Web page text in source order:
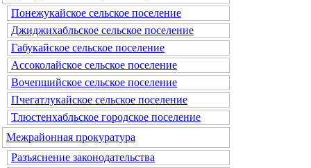
Понежукайское сельское поселение
Джиджихабльское сельское поселение
Габукайское сельское поселение
Ассоколайское сельское поселение
Вочепшийское сельское поселение
Пчегатлукайское сельское поселение
Тлюстенхабльское городское поселение
Межрайонная прокуратура
Разъяснение законодательства